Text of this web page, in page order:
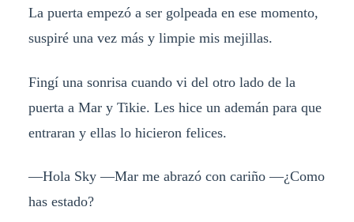
La puerta empezó a ser golpeada en ese momento,
suspiré una vez más y limpie mis mejillas.
Fingí una sonrisa cuando vi del otro lado de la
puerta a Mar y Tikie. Les hice un ademán para que
entraran y ellas lo hicieron felices.
—Hola Sky —Mar me abrazó con cariño —¿Como
has estado?